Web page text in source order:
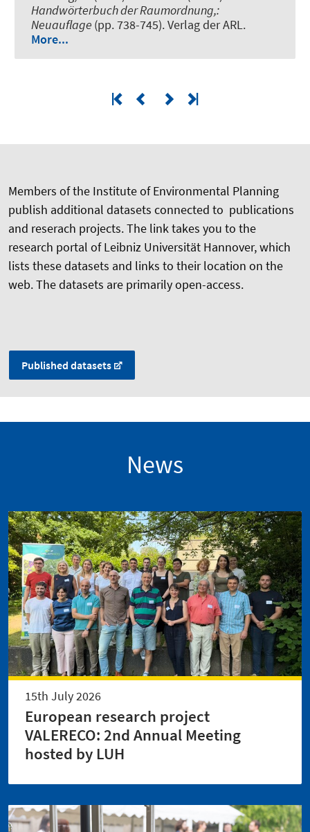
Handwörterbuch der Raumordnung,:
Neuauflage (pp. 738-745). Verlag der ARL.
More...
Members of the Institute of Environmental Planning
publish additional datasets connected to publications
and reserach projects. The link takes you to the
research portal of Leibniz Universität Hannover, which
lists these datasets and links to their location on the
web. The datasets are primarily open-access.
Published datasets
News
15th July 2026
European research project
VALERECO: 2nd Annual Meeting
hosted by LUH